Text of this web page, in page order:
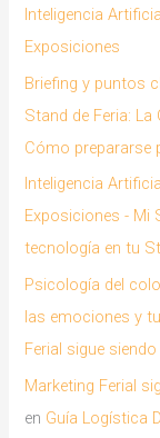
Inteligencia
Exposiciones
Briefing y puntos
Stand de Feria:
Cómo prepararse
Inteligencia
Exposiciones - Mi
tecnología en tu
Psicología del
las emociones y
Ferial sigue siendo
Marketing Ferial
en Guía Logística